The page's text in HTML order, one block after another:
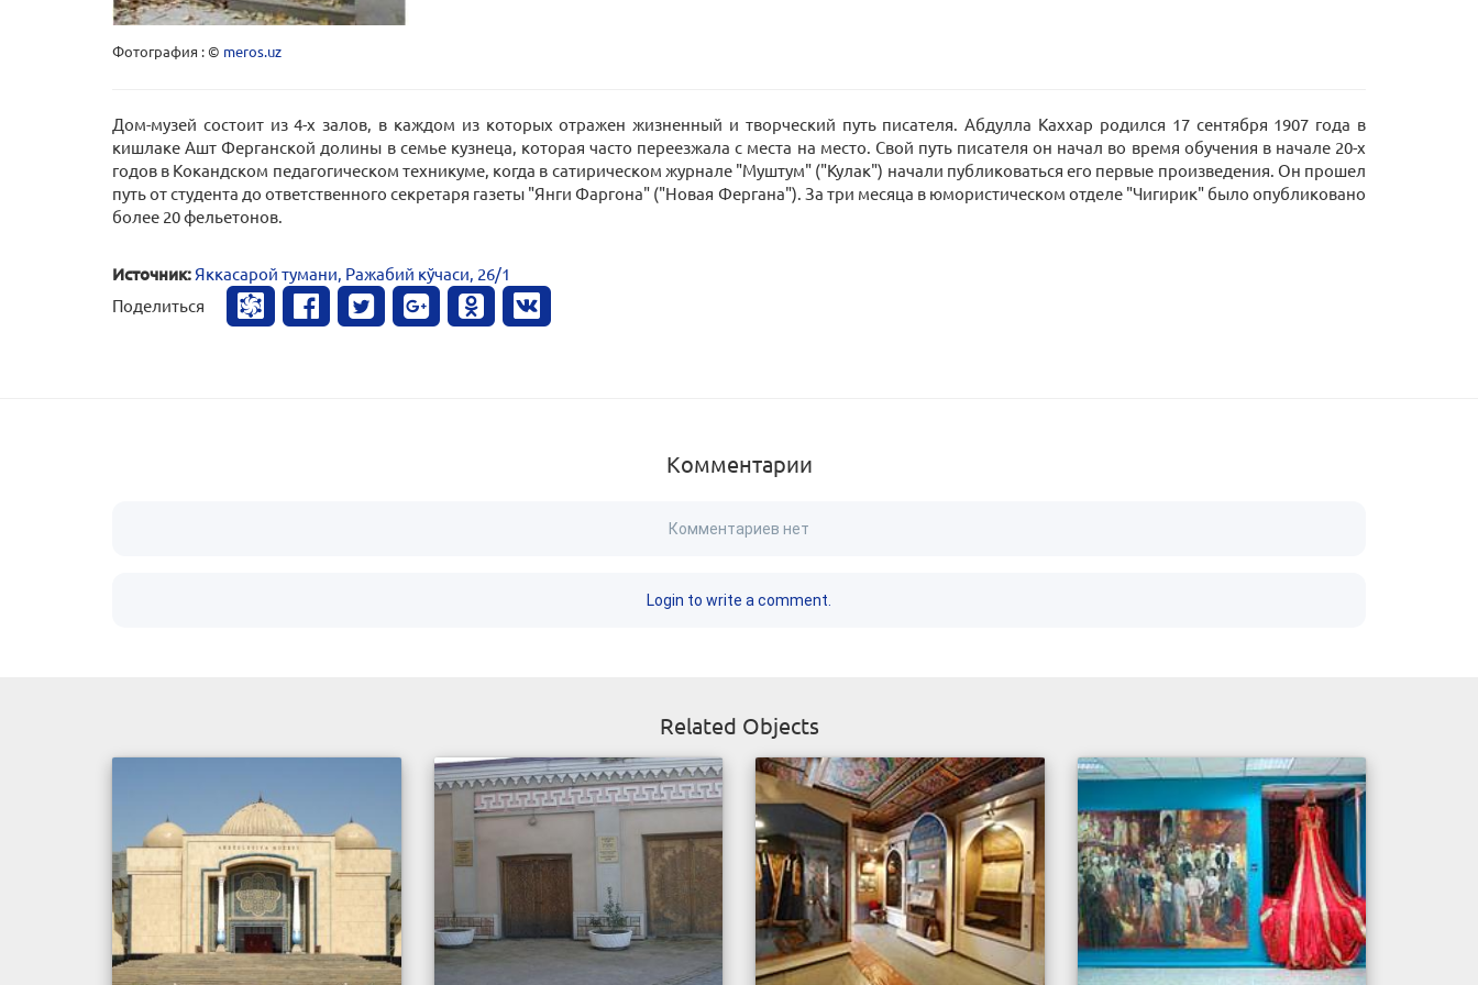
Фотография : © meros.uz
Дом-музей состоит из 4-х залов, в каждом из которых отражен жизненный и творческий путь писателя. Абдулла Каххар родился 17 сентября 1907 года в
кишлаке Ашт Ферганской долины в семье кузнеца, которая часто переезжала с места на место. Свой путь писателя он начал во время обучения в начале 20-х
годов в Кокандском педагогическом техникуме, когда в сатирическом журнале "Муштум" ("Кулак") начали публиковаться его первые произведения. Он прошел
путь от студента до ответственного секретаря газеты "Янги Фаргона" ("Новая Фергана"). За три месяца в юмористическом отделе "Чигирик" было опубликовано
более 20 фельетонов.
Источник: Яккасарой тумани, Ражабий кўчаси, 26/1
Поделиться
Комментарии
Комментариев нет
Login to write a comment.
Related Objects